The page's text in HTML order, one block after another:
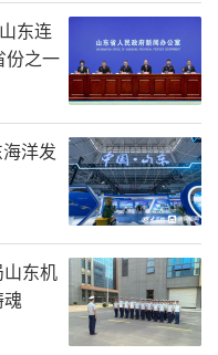
巩固了海尔冰箱中
的领先地位。
品难以攻入的东南
冰箱上市即获得
第一大渠道商，打
的固有认知。
还将陆续进入印
市场份额、增幅均
增量。
东连
份之一
洋发
东机